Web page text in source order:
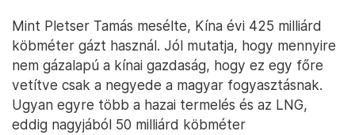
Mint Pletser Tamás mesélte, Kína évi 425 milliárd
köbméter gázt használ. Jól mutatja, hogy mennyire
nem gázalapú a kínai gazdaság, hogy ez egy főre
vetítve csak a negyede a magyar fogyasztásnak.
Ugyan egyre több a hazai termelés és az LNG,
eddig nagyjából 50 milliárd köbméter